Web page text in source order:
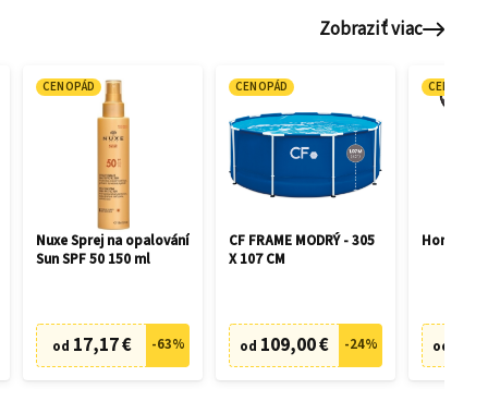
Zobraziť viac
CENOPÁD
Nuxe Sprej na opalování
Sun SPF 50 150 ml
od 17,17 € -63%
CENOPÁD
CF FRAME MODRÝ - 305
X 107 CM
od 109,00 € -24%
CENOPÁD
Honda
od